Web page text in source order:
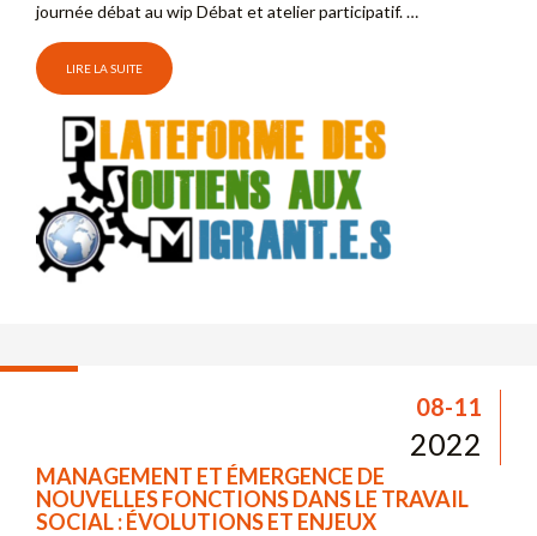
journée débat au wip Débat et atelier participatif. …
LIRE LA SUITE
08-11
2022
MANAGEMENT ET ÉMERGENCE DE
NOUVELLES FONCTIONS DANS LE TRAVAIL
SOCIAL : ÉVOLUTIONS ET ENJEUX